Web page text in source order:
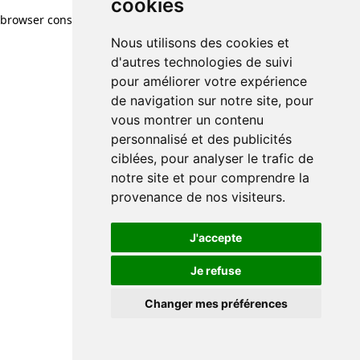
cookies
Nous utilisons des cookies et
d'autres technologies de suivi
pour améliorer votre expérience
de navigation sur notre site, pour
vous montrer un contenu
personnalisé et des publicités
ciblées, pour analyser le trafic de
notre site et pour comprendre la
provenance de nos visiteurs.
J'accepte
Je refuse
Changer mes préférences
browser console for more information)